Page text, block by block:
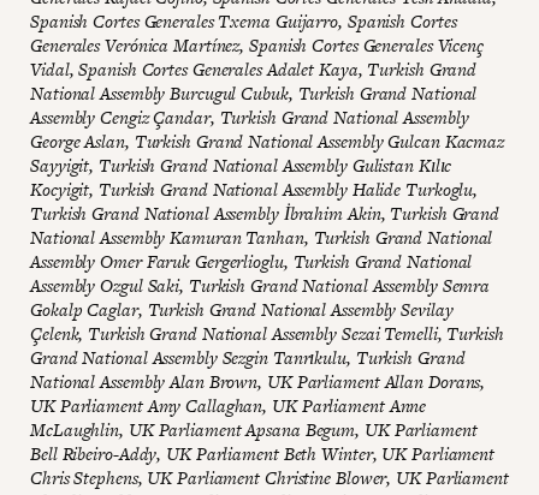
Spanish Cortes Generales Txema Guijarro, Spanish Cortes
Generales Verónica Martínez, Spanish Cortes Generales Vicenç
Vidal, Spanish Cortes Generales Adalet Kaya, Turkish Grand
National Assembly Burcugul Cubuk, Turkish Grand National
Assembly Cengiz Çandar, Turkish Grand National Assembly
George Aslan, Turkish Grand National Assembly Gulcan Kacmaz
Sayyigit, Turkish Grand National Assembly Gulistan Kılıc
Kocyigit, Turkish Grand National Assembly Halide Turkoglu,
Turkish Grand National Assembly İbrahim Akin, Turkish Grand
National Assembly Kamuran Tanhan, Turkish Grand National
Assembly Omer Faruk Gergerlioglu, Turkish Grand National
Assembly Ozgul Saki, Turkish Grand National Assembly Semra
Gokalp Caglar, Turkish Grand National Assembly Sevilay
Çelenk, Turkish Grand National Assembly Sezai Temelli, Turkish
Grand National Assembly Sezgin Tanrıkulu, Turkish Grand
National Assembly Alan Brown, UK Parliament Allan Dorans,
UK Parliament Amy Callaghan, UK Parliament Anne
McLaughlin, UK Parliament Apsana Begum, UK Parliament
Bell Ribeiro-Addy, UK Parliament Beth Winter, UK Parliament
Chris Stephens, UK Parliament Christine Blower, UK Parliament